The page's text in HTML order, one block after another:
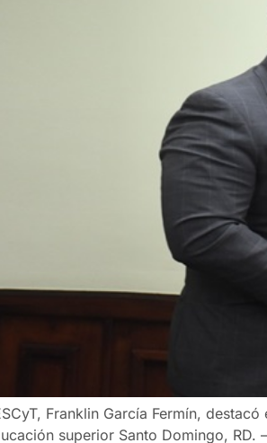
Franklin García Fermín,
superior Santo Domingo,